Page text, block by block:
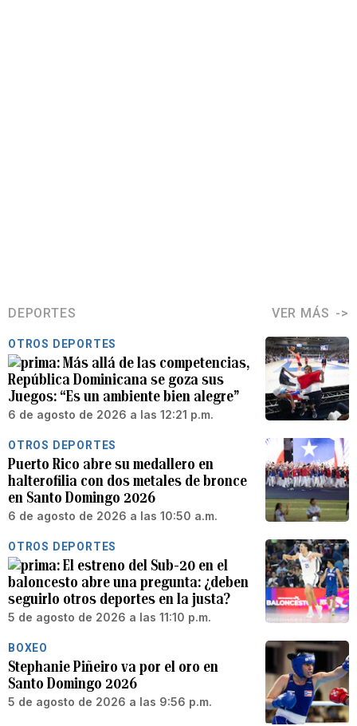
DEPORTES VER MÁS
OTROS DEPORTES
Más allá de las competencias,
República Dominicana se goza sus
Juegos: “Es un ambiente bien alegre”
6 de agosto de 2026 a las 12:21 p.m.
OTROS DEPORTES
Puerto Rico abre su medallero en
halterofilia con dos metales de bronce
en Santo Domingo 2026
6 de agosto de 2026 a las 10:50 a.m.
OTROS DEPORTES
El estreno del Sub-20 en el
baloncesto abre una pregunta: ¿deben
seguirlo otros deportes en la justa?
5 de agosto de 2026 a las 11:10 p.m.
BOXEO
Stephanie Piñeiro va por el oro en
Santo Domingo 2026
5 de agosto de 2026 a las 9:56 p.m.